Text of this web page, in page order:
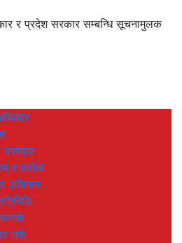
र प्रदेश सरकार सम्बन्धि सूचनामुलक
चरणहरु
र कर्तव्य
अधिकार
तर्फ